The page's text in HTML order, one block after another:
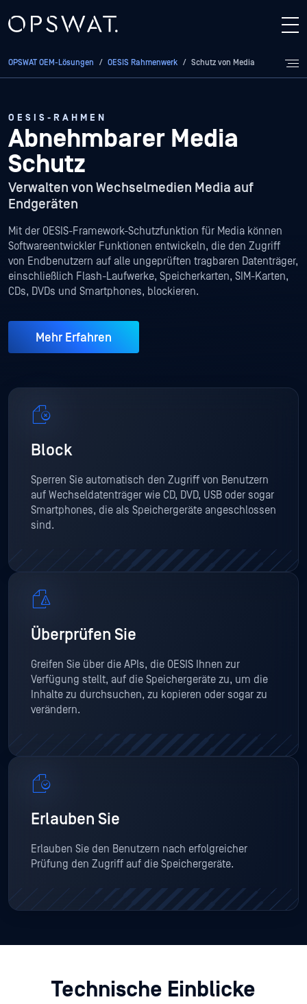
OPSWAT OEM-Lösungen / OESIS Rahmenwerk / Schutz von Media
OESIS-RAHMEN
Abnehmbarer Media
Schutz
Verwalten von Wechselmedien Media auf
Endgeräten
Mit der OESIS-Framework-Schutzfunktion für Media können
Softwareentwickler Funktionen entwickeln, die den Zugriff
von Endbenutzern auf alle ungeprüften tragbaren Datenträger,
einschließlich Flash-Laufwerke, Speicherkarten, SIM-Karten,
CDs, DVDs und Smartphones, blockieren.
Mehr Erfahren
Block
Sperren Sie automatisch den Zugriff von Benutzern
auf Wechseldatenträger wie CD, DVD, USB oder sogar
Smartphones, die als Speichergeräte angeschlossen
sind.
Überprüfen Sie
Greifen Sie über die APIs, die OESIS Ihnen zur
Verfügung stellt, auf die Speichergeräte zu, um die
Inhalte zu durchsuchen, zu kopieren oder sogar zu
verändern.
Erlauben Sie
Erlauben Sie den Benutzern nach erfolgreicher
Prüfung den Zugriff auf die Speichergeräte.
Technische Einblicke